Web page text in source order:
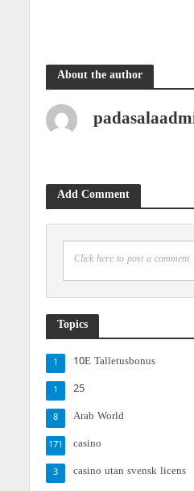
About the author
Add Comment
Click here to post a comment
Topics
10E Talletusbonus
1
25
1
Arab World
8
casino
171
casino utan svensk licens
3